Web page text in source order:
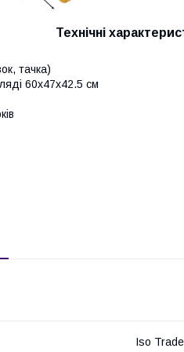
Технічні
тачка)
60x47x42.5 см
Iso Trade